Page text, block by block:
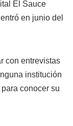
El Sauce
en junio del
con entrevistas
institución
conocer su